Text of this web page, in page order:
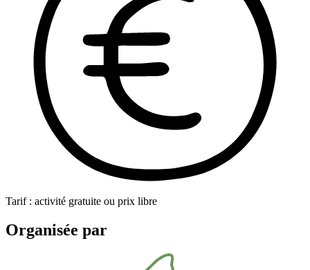
Tarif : activité gratuite ou prix libre
Organisée par